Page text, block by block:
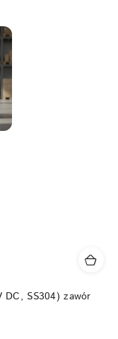
SS304) zawór